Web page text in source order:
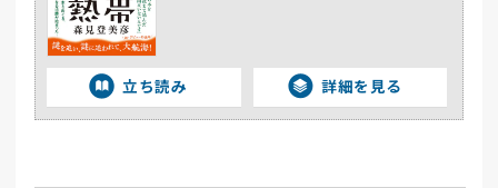
立ち読み 詳細を見る